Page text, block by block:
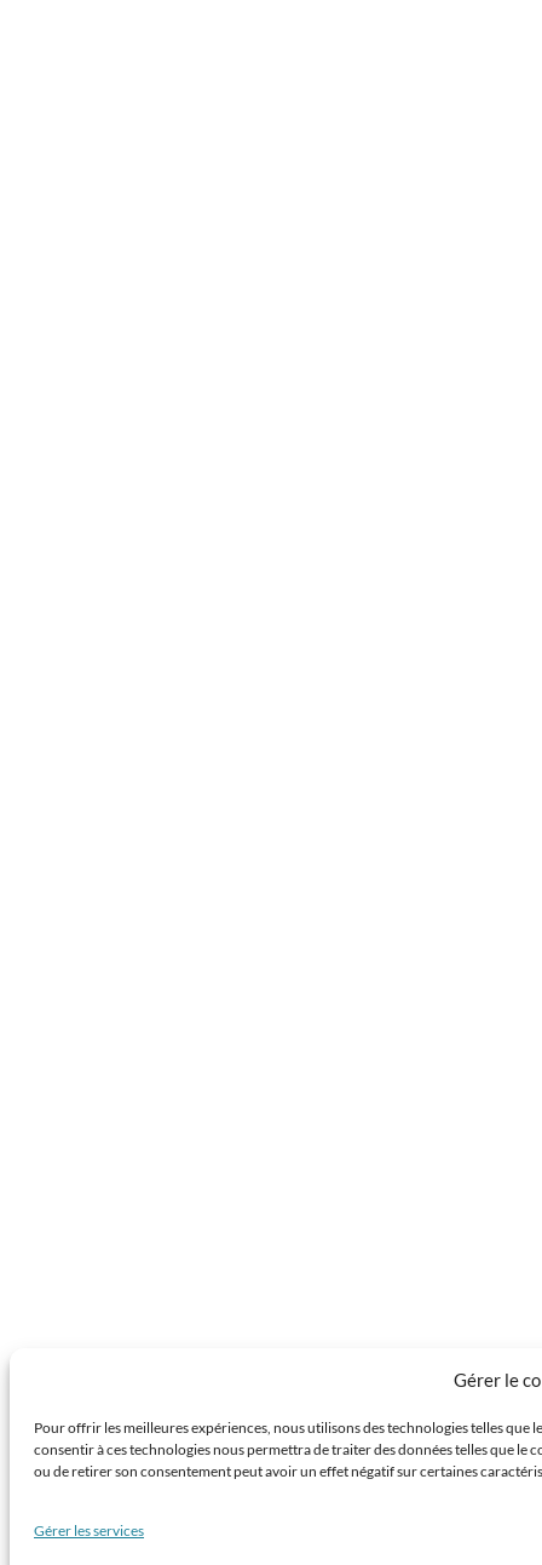
Gérer le
Pour offrir les meilleures expériences, nous utilisons des technologies telles
consentir à ces technologies nous permettra de traiter des données telles que le
ou de retirer son consentement peut avoir un effet négatif sur certaines
Gérer les services